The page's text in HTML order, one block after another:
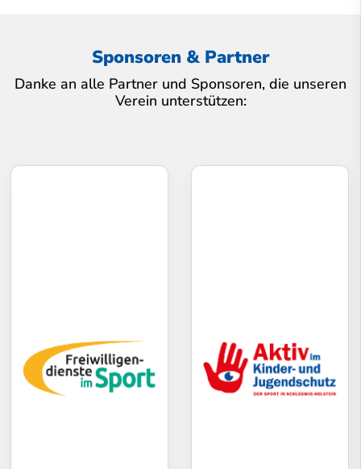
Sponsoren & Partner
Danke an alle Partner und Sponsoren, die unseren
Verein unterstützen: